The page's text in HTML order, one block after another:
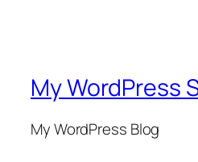
My WordPress
My WordPress Blog